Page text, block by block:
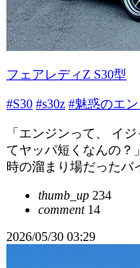
フェアレディZ S30型
#S30 #s30z #魅惑のエ
「エンジンって、 イ
てヤッパ短くなんの
時の溜まり場だったバ
thumb_up 234
comment14
2026/05/30 03:29